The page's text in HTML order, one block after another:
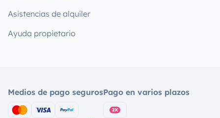
Asistencias de alquiler
Ayuda propietario
Medios de pago segurosPago en varios plazos